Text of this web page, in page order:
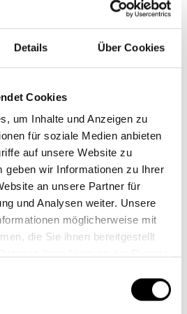
Details Über Cookies
Cookies
um Inhalte und Anzeigen zu
für soziale Medien anbieten
auf unsere Website zu
geben wir Informationen zu Ihrer
an unsere Partner für
und Analysen weiter. Unsere
möglicherweise mit
die Sie ihnen bereitgestellt
stehen die großen
die teils hohe
auf der anderen Seite die
und durch Alkoholismus
Unfälle belasten die sozialen
ganz erheblich.
für Alkoholproduzenten ein
was den Beitrag zu den
betrifft – nicht nur
weltweit.
daher Unternehmen, die
ihres Umsatzes mit Bier und
Bisher galt der Ausschluss nur
Doch der Ausschuss